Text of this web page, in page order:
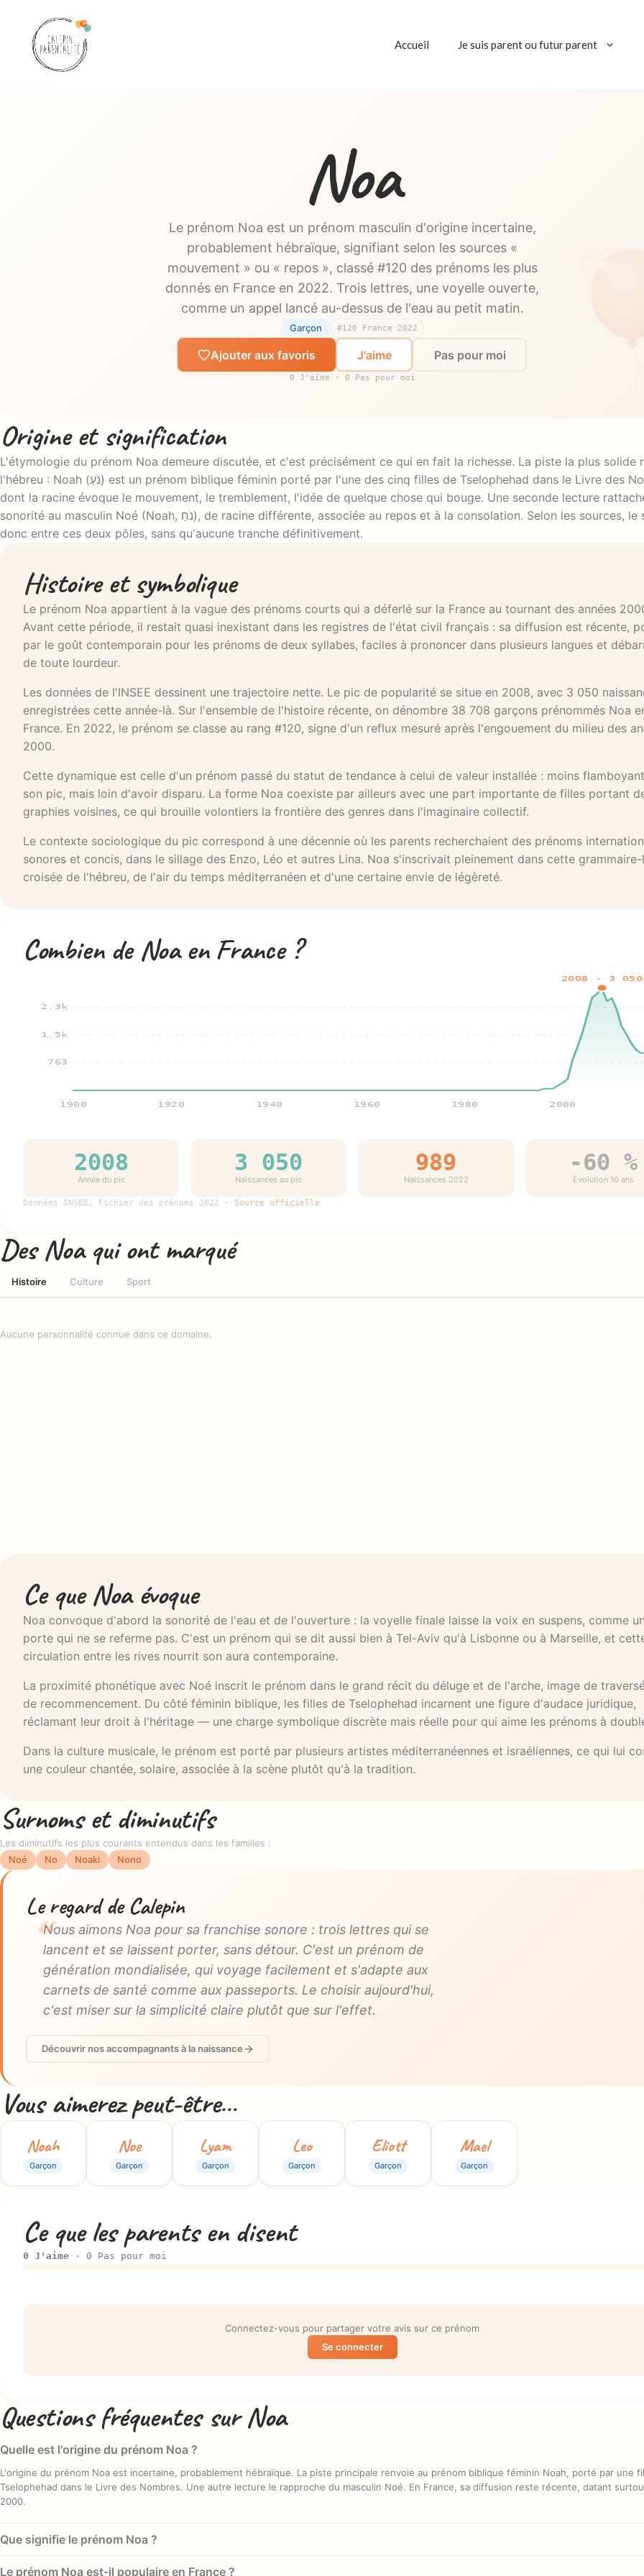
contenu
Accueil Je suis parent ou futur parent
Noa
Le prénom Noa est un prénom masculin d'origine incertaine,
probablement hébraïque, signifiant selon les sources «
mouvement » ou « repos », classé #120 des prénoms les plus
donnés en France en 2022. Trois lettres, une voyelle ouverte,
comme un appel lancé au-dessus de l'eau au petit matin.
Garçon #120 France 2022
Ajouter aux favoris J'aime Pas pour moi
0 J'aime · 0 Pas pour moi
Origine et signification
L'étymologie du prénom Noa demeure discutée, et c'est précisément ce qui en fait la richesse. La piste la plus solide
l'hébreu : Noah (נֹעַ) est un prénom biblique féminin porté par l'une des cinq filles de Tselophehad dans le Livre des Nombres,
dont la racine évoque le mouvement, le tremblement, l'idée de quelque chose qui bouge. Une seconde lecture
sonorité au masculin Noé (Noah, נֹחַ), de racine différente, associée au repos et à la consolation. Selon les sources, le sens oscille
donc entre ces deux pôles, sans qu'aucune tranche définitivement.
Histoire et symbolique
Le prénom Noa appartient à la vague des prénoms courts qui a déferlé sur la France au tournant des années
Avant cette période, il restait quasi inexistant dans les registres de l'état civil français : sa diffusion est récente,
par le goût contemporain pour les prénoms de deux syllabes, faciles à prononcer dans plusieurs langues et
de toute lourdeur.
Les données de l'INSEE dessinent une trajectoire nette. Le pic de popularité se situe en 2008, avec 3 050
enregistrées cette année-là. Sur l'ensemble de l'histoire récente, on dénombre 38 708 garçons prénommés Noa
France. En 2022, le prénom se classe au rang #120, signe d'un reflux mesuré après l'engouement du milieu des
2000.
Cette dynamique est celle d'un prénom passé du statut de tendance à celui de valeur installée : moins
son pic, mais loin d'avoir disparu. La forme Noa coexiste par ailleurs avec une part importante de filles portant
graphies voisines, ce qui brouille volontiers la frontière des genres dans l'imaginaire collectif.
Le contexte sociologique du pic correspond à une décennie où les parents recherchaient des prénoms
sonores et concis, dans le sillage des Enzo, Léo et autres Lina. Noa s'inscrivait pleinement dans cette
croisée de l'hébreu, de l'air du temps méditerranéen et d'une certaine envie de légèreté.
Combien de Noa en France ?
763
1.5k
2.3k
1900 1920 1940 1960 1980 2000
2008 · 3 050
2008
Année du pic
3 050
Naissances au pic
989
Naissances 2022
-60 %
Évolution 10 ans
Données INSEE, Fichier des prénoms 2022 · Source officielle
Des Noa qui ont marqué
Histoire Culture Sport
Aucune personnalité connue dans ce domaine.
Ce que Noa évoque
Noa convoque d'abord la sonorité de l'eau et de l'ouverture : la voyelle finale laisse la voix en suspens, comme
porte qui ne se referme pas. C'est un prénom qui se dit aussi bien à Tel-Aviv qu'à Lisbonne ou à Marseille, et
circulation entre les rives nourrit son aura contemporaine.
La proximité phonétique avec Noé inscrit le prénom dans le grand récit du déluge et de l'arche, image de
de recommencement. Du côté féminin biblique, les filles de Tselophehad incarnent une figure d'audace juridique,
réclamant leur droit à l'héritage — une charge symbolique discrète mais réelle pour qui aime les prénoms à
Dans la culture musicale, le prénom est porté par plusieurs artistes méditerranéennes et israéliennes, ce qui lui
une couleur chantée, solaire, associée à la scène plutôt qu'à la tradition.
Surnoms et diminutifs
Les diminutifs les plus courants entendus dans les familles :
Noé
No Noaki Nono
Le regard de Calepin
Nous aimons Noa pour sa franchise sonore : trois lettres qui se
lancent et se laissent porter, sans détour. C'est un prénom de
génération mondialisée, qui voyage facilement et s'adapte aux
carnets de santé comme aux passeports. Le choisir aujourd'hui,
c'est miser sur la simplicité claire plutôt que sur l'effet.
Découvrir nos accompagnants à la naissance
Vous aimerez peut-être…
Noah
Garçon
Noe
Garçon
Lyam
Garçon
Leo
Garçon
Eliott
Garçon
Mael
Garçon
Ce que les parents en disent
0 J'aime · 0 Pas pour moi
Connectez-vous pour partager votre avis sur ce prénom
Se connecter
Questions fréquentes sur Noa
Quelle est l'origine du prénom Noa ?
L'origine du prénom Noa est incertaine, probablement hébraïque. La piste principale renvoie au prénom biblique féminin Noah, porté par une
Tselophehad dans le Livre des Nombres. Une autre lecture le rapproche du masculin Noé. En France, sa diffusion reste récente, datant
2000.
Que signifie le prénom Noa ?
Le prénom Noa est-il populaire en France ?